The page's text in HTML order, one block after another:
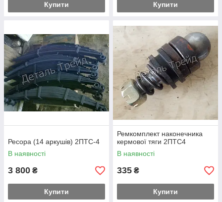
Купити Купити
Ресора (14 аркушів) 2ПТС-4
В наявності
3 800 ₴
Купити
Ремкомплект наконечника
кермової тяги 2ПТС4
В наявності
335 ₴
Купити